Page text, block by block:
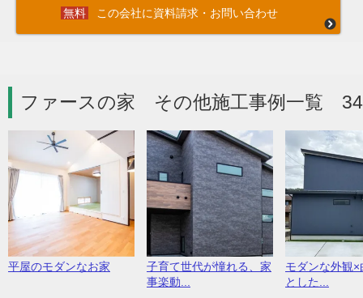
この会社に資料請求・お問い合わせ
ファースの家 その他施工事例一覧
平屋のモダンなお家
子育て世代が憧れる、家
事楽動...
モダンな外観×
とした...